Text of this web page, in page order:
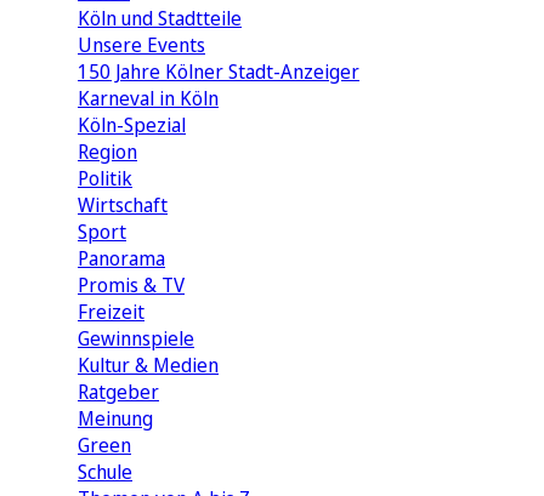
Köln und Stadtteile
Unsere Events
150 Jahre Kölner Stadt-Anzeiger
Karneval in Köln
Köln-Spezial
Region
Politik
Wirtschaft
Sport
Panorama
Promis & TV
Freizeit
Gewinnspiele
Kultur & Medien
Ratgeber
Meinung
Green
Schule